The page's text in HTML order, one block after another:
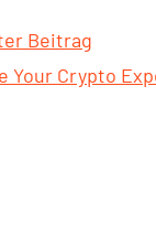
Beitrag
Your Crypto